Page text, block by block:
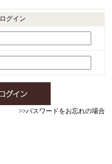
ログイン
>>パスワードをお忘れの場合